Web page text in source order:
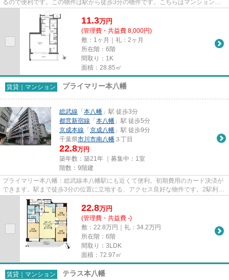
るので便利です。この物件は駅から徒歩3分の物件です。こちらはマンションタ
イプになります。ご利用可能な...
11.3万円
(管理費・共益費 8,000円)
敷：1ヶ月｜礼：2ヶ月
所在階：6階
間取り：1K
面積：28.85㎡
賃貸｜マンション プライマリー本八幡
総武線 「 本八幡 」駅 徒歩3分
都営新宿線 「 本八幡 」駅 徒歩5分
京成本線 「 京成八幡 」駅 徒歩9分
千葉県市川市南八幡 ３丁目
22.8万円
築年数：築21年 ｜募集中： 1室
階数：9階建
プライマリー本八幡：総武線本八幡駅にも近くて便利。初期費用のカード決済が
できます。駅まで徒歩3分の位置に立地する、アクセス良好な物件です。2駅利用
可能なアクセスの良い物件で...
22.8万円
(管理費・共益費 -)
敷：22.8万円｜礼：34.2万円
所在階：6階
間取り：3LDK
面積：72.97㎡
賃貸｜マンション テラス本八幡